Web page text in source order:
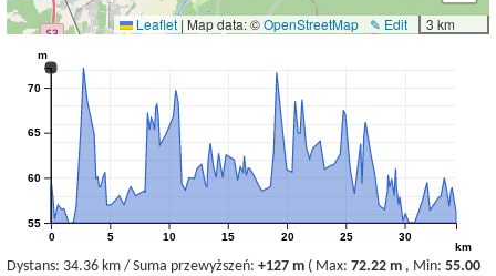
3 km
✎ Edit
Leaflet | Map data: ©OpenStreetMap
0 5 10 15 20 25 30
km
55
60
65
70
m
Dystans: 34.36 km / Suma przewyższeń: +127 m ( Max: 72.22 m , Min: 55.00